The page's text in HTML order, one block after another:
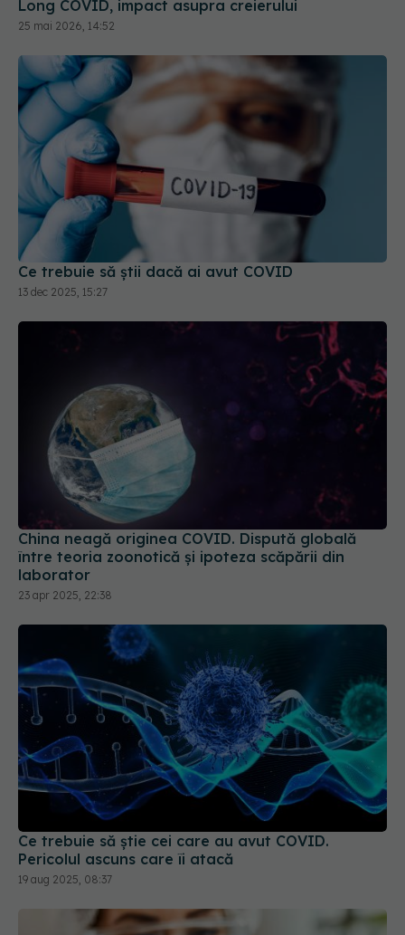
Ce trebuie să știi dacă ai avut COVID
13 dec 2025, 15:27
China neagă originea COVID. Dispută globală
între teoria zoonotică și ipoteza scăpării din
laborator
23 apr 2025, 22:38
Ce trebuie să știe cei care au avut COVID.
Pericolul ascuns care îi atacă
19 aug 2025, 08:37